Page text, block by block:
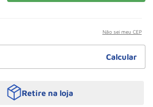
Não sei meu CEP
Retire na loja